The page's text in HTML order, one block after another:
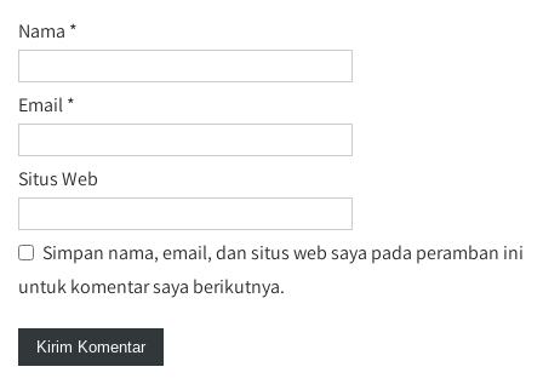
Nama *
Email*
Situs Web
Simpan nama, email, dan situs web saya pada peramban ini
untuk komentar saya berikutnya.